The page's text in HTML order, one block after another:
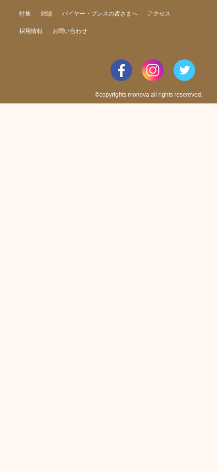
特集 対談 バイヤー・プレスの皆さまへ アクセス
採用情報 お問い合わせ
©copyrights monova all rights resereved.